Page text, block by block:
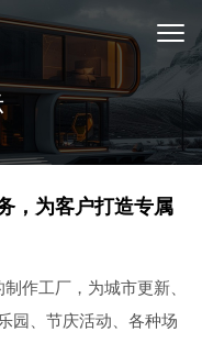
，为客户打造专属
作工厂，为城市更新、
园、节庆活动、各种场